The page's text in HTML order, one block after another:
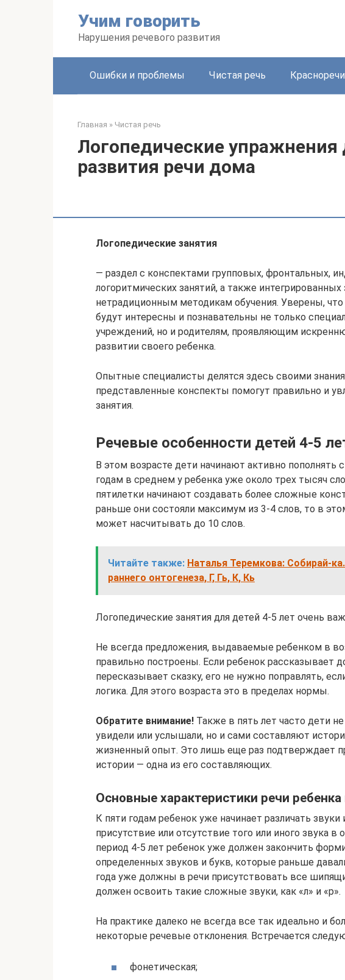
Учим говорить
Нарушения речевого развития
Ошибки и проблемы Чистая речь
Главная » Чистая речь
Логопедические упражнения
развития речи дома
Логопедические занятия
— раздел с конспектами групповых, фронтальных,
логоритмических занятий, а также
нетрадиционным методикам обучения. Уверены,
будут интересны и познавательны не только
учреждений, но и родителям, проявляющим
развитии своего ребенка.
Опытные специалисты делятся здесь своими
представленные конспекты помогут правильно и
занятия.
Речевые особенности детей 4-5
В этом возрасте дети начинают активно пополнять
годам в среднем у ребенка уже около трех тысяч
пятилетки начинают создавать более сложные
раньше они состояли максимум из 3-4 слов, то в
может насчитывать до 10 слов.
Читайте также: Наталья Теремкова: Собирай-
раннего онтогенеза, Г, Гь, К, Кь
Логопедические занятия для детей 4-5 лет очень
Не всегда предложения, выдаваемые ребенком в
правильно построены. Если ребенок рассказывает
пересказывает сказку, его не нужно поправлять,
логика. Для этого возраста это в пределах нормы.
Обратите внимание! Также в пять лет часто дети
увидели или услышали, но и сами составляют
жизненный опыт. Это лишь еще раз подтверждает
истории — одна из его составляющих.
Основные характеристики речи ребенка
К пяти годам ребенок уже начинает различать
присутствие или отсутствие того или иного звука
период 4-5 лет ребенок уже должен закончить
определенных звуков и букв, которые раньше
года уже должны в речи присутствовать все
должен освоить такие сложные звуки, как «л» и «р».
На практике далеко не всегда все так идеально и
некоторые речевые отклонения. Встречается
фонетическая;